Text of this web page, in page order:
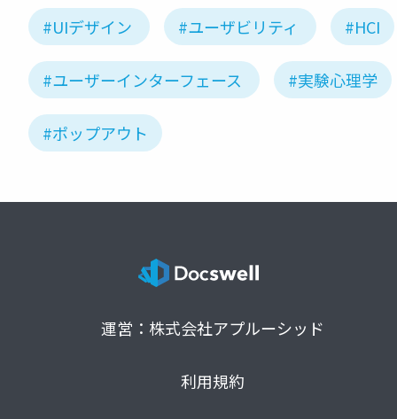
#UIデザイン #ユーザビリティ #HCI
#ユーザーインターフェース #実験心理学
#ポップアウト
運営：株式会社アプルーシッド
利用規約